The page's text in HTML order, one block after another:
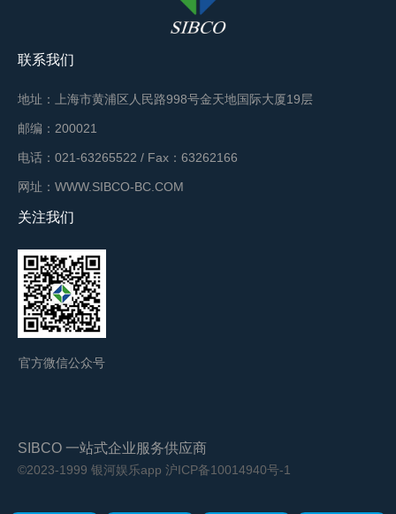
联系我们
地址：上海市黄浦区人民路998号金天地国际大厦19层
邮编：200021
电话：021-63265522 / Fax：63262166
网址：WWW.SIBCO-BC.COM
关注我们
官方微信公众号
SIBCO 一站式企业服务供应商
©2023-1999 银河娱乐app 沪ICP备10014940号-1